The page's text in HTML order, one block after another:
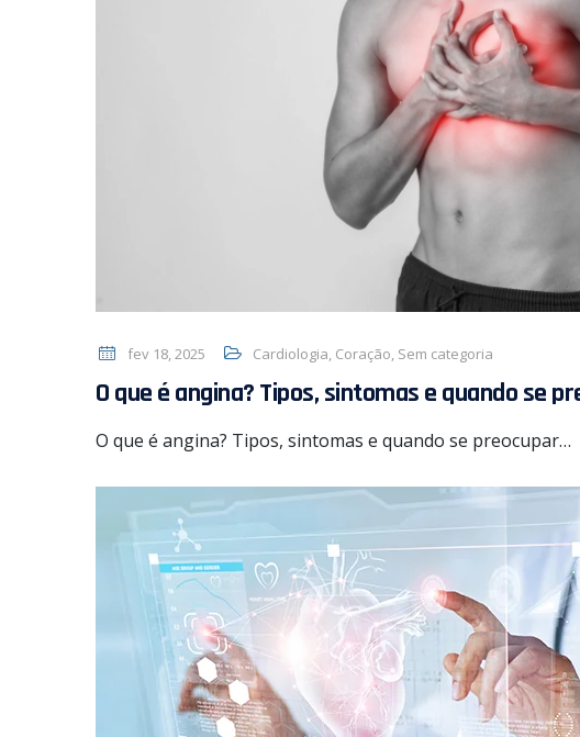
fev 18, 2025 Cardiologia, Coração, Sem categoria
O que é angina? Tipos, sintomas e quando se
O que é angina? Tipos, sintomas e quando se preocupar…